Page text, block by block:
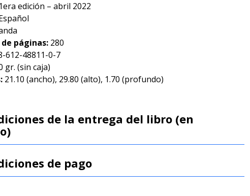
1era edición – abril 2022
páginas: 280
612-48811-0-7
gr. (sin caja)
21.10 (ancho), 29.80 (alto), 1.70 (profundo)
de la entrega del libro (en
de pago